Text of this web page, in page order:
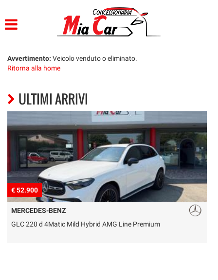
ACQUISTIAMO USATO
ASSISTENZA
CONTATTI
Avvertimento: Veicolo venduto o eliminato.
Ritorna alla home
ULTIMI ARRIVI
€ 8.900
Doblo Doblò 1.3 MJT 5posti N1+iva